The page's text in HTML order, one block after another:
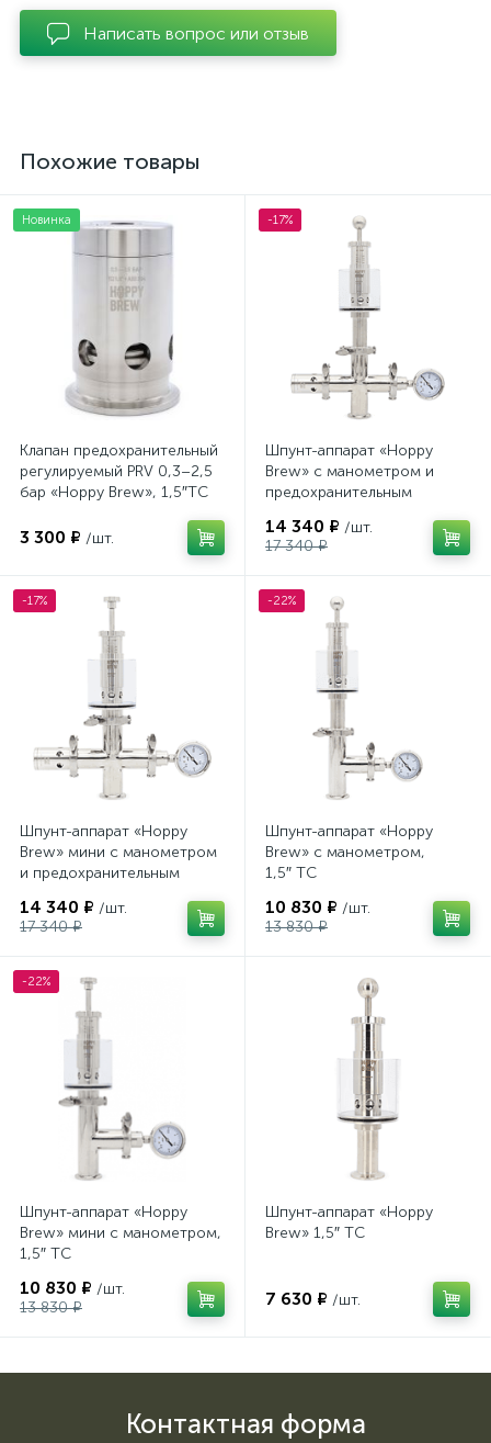
Написать вопрос или отзыв
Похожие товары
Новинка
Клапан предохранительный
регулируемый PRV 0,3–2,5
бар «Hoppy Brew», 1,5″TC
3 300 ₽ /шт.
-17%
Шпунт-аппарат «Hoppy
Brew» с манометром и
предохранительным
14 340 ₽ /шт.
17 340 ₽
-17%
Шпунт-аппарат «Hoppy
Brew» мини с манометром
и предохранительным
14 340 ₽ /шт.
17 340 ₽
-22%
Шпунт-аппарат «Hoppy
Brew» с манометром,
1,5″ TC
10 830 ₽ /шт.
13 830 ₽
-22%
Шпунт-аппарат «Hoppy
Brew» мини с манометром,
1,5″ TC
10 830 ₽ /шт.
13 830 ₽
Шпунт-аппарат «Hoppy
Brew» 1,5″ TC
7 630 ₽ /шт.
Контактная форма